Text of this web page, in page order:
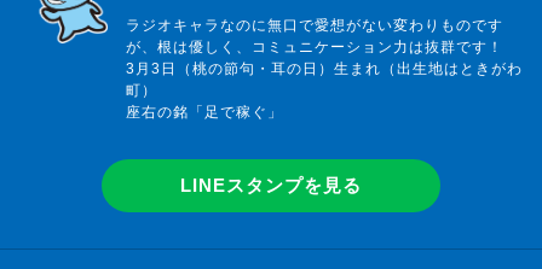
ラジオキャラなのに無口で愛想がない変わりものです
が、根は優しく、コミュニケーション力は抜群です！
3月3日（桃の節句・耳の日）生まれ（出生地はときがわ
町）
座右の銘「足で稼ぐ」
LINEスタンプを見る